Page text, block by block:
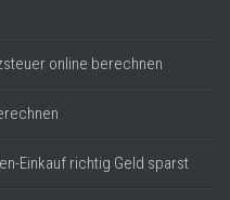
online berechnen
Einkauf richtig Geld sparst